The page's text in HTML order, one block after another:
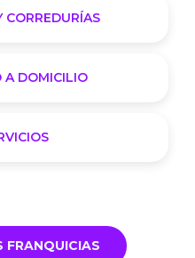
CORREDURÍAS
A DOMICILIO
FRANQUICIAS